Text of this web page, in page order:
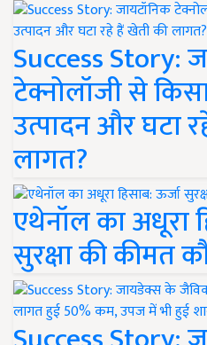
Success Story:
टेक्नोलॉजी से
उत्पादन और घटा
लागत?
एथेनॉल का अधूरा
सुरक्षा की कीमत